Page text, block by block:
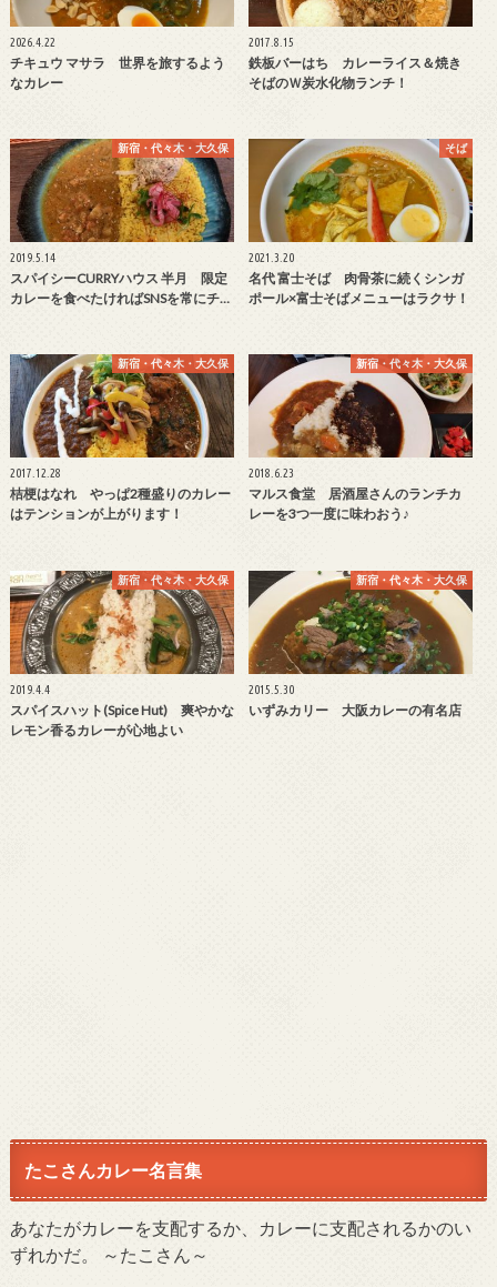
2026.4.22
チキュウ マサラ 世界を旅するよう
なカレー
2017.8.15
鉄板バーはち カレーライス＆焼き
そばのＷ炭水化物ランチ！
新宿・代々木・大久保
2019.5.14
スパイシーCURRYハウス 半月 限定
カレーを食べたければSNSを常にチ…
そば
2021.3.20
名代 富士そば 肉骨茶に続くシンガ
ポール×富士そばメニューはラクサ！
新宿・代々木・大久保
2017.12.28
桔梗はなれ やっぱ2種盛りのカレー
はテンションが上がります！
新宿・代々木・大久保
2018.6.23
マルス食堂 居酒屋さんのランチカ
レーを3つ一度に味わおう♪
新宿・代々木・大久保
2019.4.4
スパイスハット(Spice Hut) 爽やかな
レモン香るカレーが心地よい
新宿・代々木・大久保
2015.5.30
いずみカリー 大阪カレーの有名店
たこさんカレー名言集
あなたがカレーを支配するか、カレーに支配されるかのい
ずれかだ。 ～たこさん～